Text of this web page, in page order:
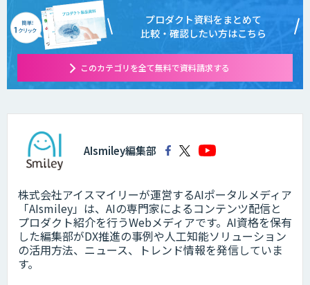
プロダクト資料をまとめて
比較・確認したい方はこちら
このカテゴリを全て無料で資料請求する
AIsmiley編集部
株式会社アイスマイリーが運営するAIポータルメディア
「AIsmiley」は、AIの専門家によるコンテンツ配信と
プロダクト紹介を行うWebメディアです。AI資格を保有
した編集部がDX推進の事例や人工知能ソリューション
の活用方法、ニュース、トレンド情報を発信していま
す。